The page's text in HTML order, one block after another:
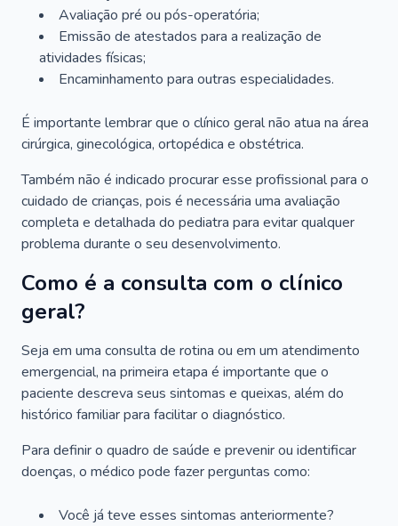
Avaliação pré ou pós-operatória;
Emissão de atestados para a realização de
atividades físicas;
Encaminhamento para outras especialidades.
É importante lembrar que o clínico geral não atua na área
cirúrgica, ginecológica, ortopédica e obstétrica.
Também não é indicado procurar esse profissional para o
cuidado de crianças, pois é necessária uma avaliação
completa e detalhada do pediatra para evitar qualquer
problema durante o seu desenvolvimento.
Como é a consulta com o clínico
geral?
Seja em uma consulta de rotina ou em um atendimento
emergencial, na primeira etapa é importante que o
paciente descreva seus sintomas e queixas, além do
histórico familiar para facilitar o diagnóstico.
Para definir o quadro de saúde e prevenir ou identificar
doenças, o médico pode fazer perguntas como:
Você já teve esses sintomas anteriormente?